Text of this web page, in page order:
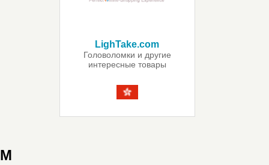
LighTake.com
Головоломки и другие
интересные товары
M